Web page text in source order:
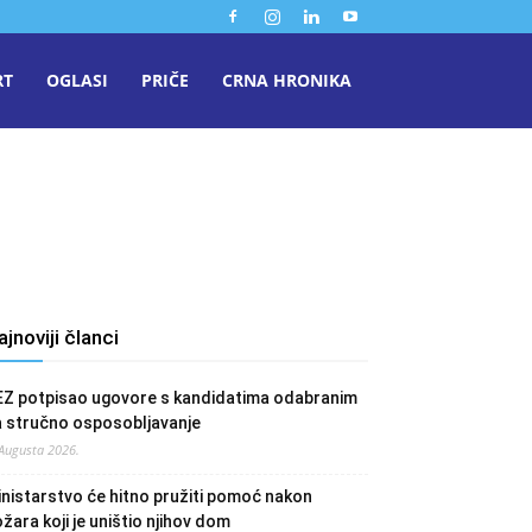
OGLASI PRIČE CRNA HRONIKA
članci
potpisao ugovore s kandidatima odabranim
stručno osposobljavanje
2026.
će hitno pružiti pomoć nakon
koji je uništio njihov dom